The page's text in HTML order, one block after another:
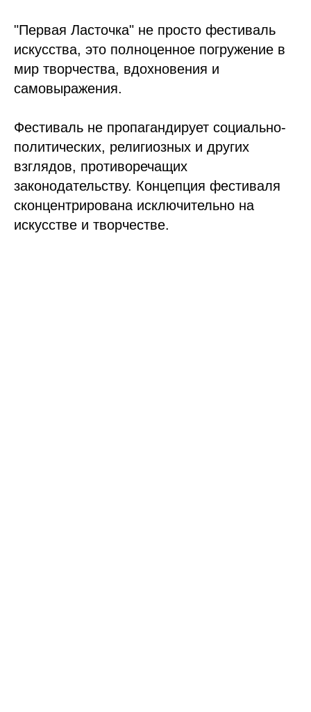
"Первая Ласточка" не просто фестиваль
искусства, это полноценное погружение в
мир творчества, вдохновения и
самовыражения.
Фестиваль не пропагандирует социально-
политических, религиозных и других
взглядов, противоречащих
законодательству. Концепция фестиваля
сконцентрирована исключительно на
искусстве и творчестве.